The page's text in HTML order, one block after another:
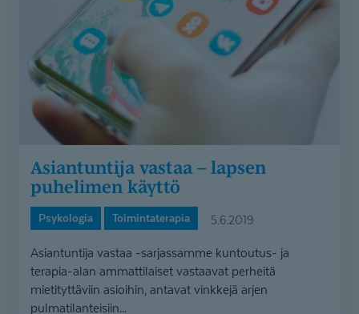
käyttö
Asiantuntija vastaa – lapsen
puhelimen käyttö
Psykologia Toimintaterapia 5.6.2019
Asiantuntija vastaa -sarjassamme kuntoutus- ja
terapia-alan ammattilaiset vastaavat perheitä
mietityttäviin asioihin, antavat vinkkejä arjen
pulmatilanteisiin...